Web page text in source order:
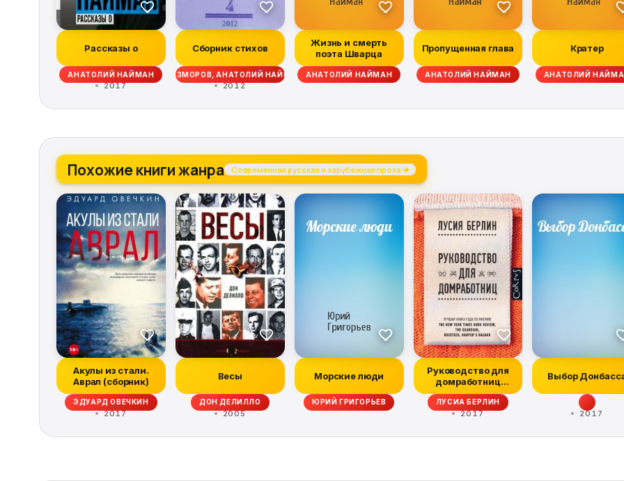
Рассказы о
АНАТОЛИЙ НАЙМАН
2017
Сборник стихов
ДМИТРИЙ ВЕДЕНЯПИН, ОЛЕГ ДОЗМОРОВ, АНАТОЛИЙ НАЙМАН, АНАСТАСИЯ АФАНАСЬЕВА
2012
Жизнь и смерть
поэта Шварца
АНАТОЛИЙ НАЙМАН
Пропущенная глава
АНАТОЛИЙ НАЙМАН
Кратер
АНАТОЛИЙ
Похожие книги жанра Современная русская и зарубежная проза →
Акулы из стали.
Аврал (сборник)
ЭДУАРД ОВЕЧКИН
2017
Весы
ДОН ДЕЛИЛЛО
2005
Морские люди
ЮРИЙ ГРИГОРЬЕВ
Руководство для
домработниц
(сборник)
ЛУСИА БЕРЛИН
2017
Выбор
2017